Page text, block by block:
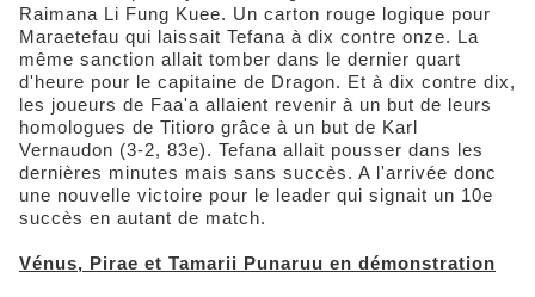
Raimana Li Fung Kuee. Un carton rouge logique pour
Maraetefau qui laissait Tefana à dix contre onze. La
même sanction allait tomber dans le dernier quart
d'heure pour le capitaine de Dragon. Et à dix contre dix,
les joueurs de Faa'a allaient revenir à un but de leurs
homologues de Titioro grâce à un but de Karl
Vernaudon (3-2, 83e). Tefana allait pousser dans les
dernières minutes mais sans succès. A l'arrivée donc
une nouvelle victoire pour le leader qui signait un 10e
succès en autant de match.
Vénus, Pirae et Tamarii Punaruu en démonstration